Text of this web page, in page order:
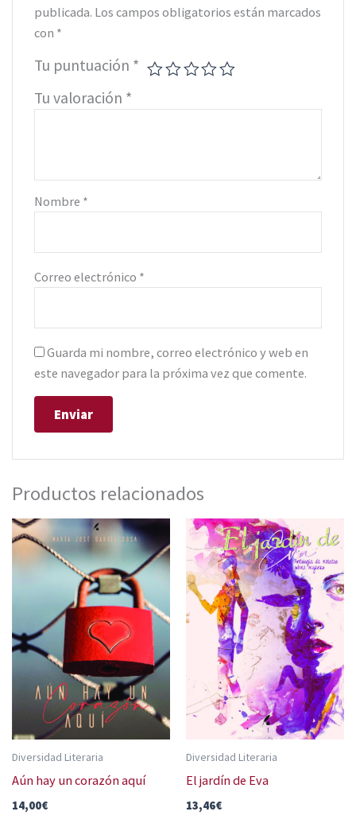
publicada. Los campos obligatorios están marcados
con *
Tu puntuación *
Tu valoración *
Nombre *
Correo electrónico *
Guarda mi nombre, correo electrónico y web en
este navegador para la próxima vez que comente.
Productos relacionados
Diversidad Literaria
Aún hay un corazón aquí
14,00€
Diversidad Literaria
El jardín de Eva
13,46€